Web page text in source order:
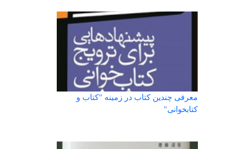
معرفی چندین کتاب در زمینه "کتاب و
کتابخوانی"